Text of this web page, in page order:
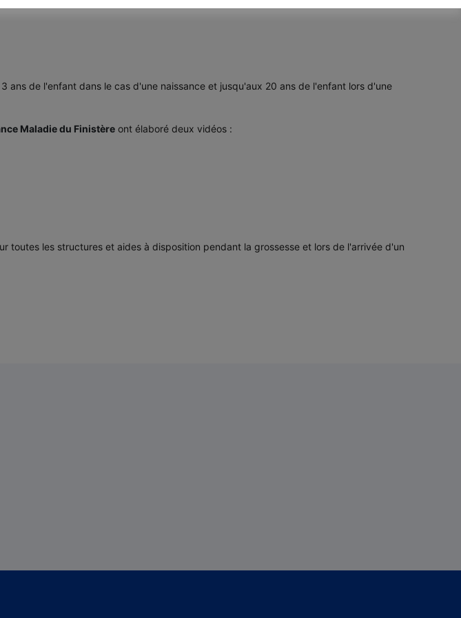
de l'enfant dans le cas d'une naissance et jusqu'aux 20 ans de l'enfant lors d'une
Maladie du Finistère ont élaboré deux vidéos :
toutes les structures et aides à disposition pendant la grossesse et lors de l'arrivée d'un